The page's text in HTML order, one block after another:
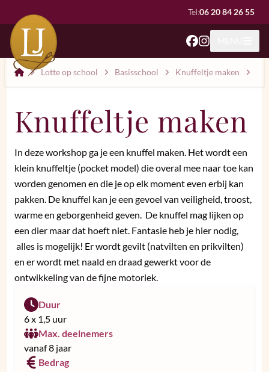
Tel:06 20 84 26 55
Atelier Lotte Jansen
Lotte op school Basisschool Knuffeltje maken
Knuffeltje maken
In deze workshop ga je een knuffel maken. Het wordt een
klein knuffeltje (pocket model) die overal mee naar toe kan
worden genomen en die je op elk moment even erbij kan
pakken. De knuffel kan je een gevoel van veiligheid, troost,
warme en geborgenheid geven. De knuffel mag lijken op
een dier maar dat hoeft niet. Fantasie heb je hier nodig,
alles is mogelijk! Er wordt gevilt (natvilten en prikvilten)
en er wordt met naald en draad gewerkt voor de
ontwikkeling van de fijne motoriek.
Duur
6 x 1,5 uur
Max. deelnemers
vanaf 8 jaar
Bedrag